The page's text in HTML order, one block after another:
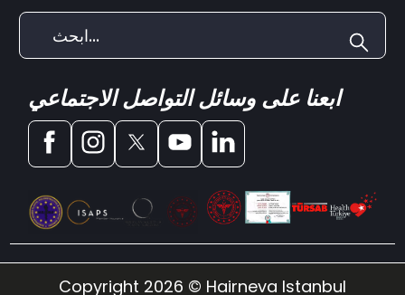
ابعنا على وسائل التواصل الاجتماعي
Copyright 2026 © Hairneva Istanbul